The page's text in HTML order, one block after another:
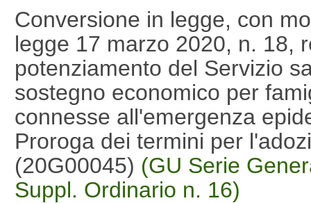
Conversione in legge, con
legge 17 marzo 2020, n. 18,
potenziamento del Servizio
sostegno economico per
connesse all'emergenza
Proroga dei termini per
(20G00045) (GU Serie
Suppl. Ordinario n. 16)